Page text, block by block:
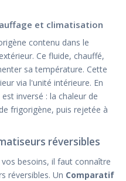
et climatisation
contenu dans le
Ce fluide, chauffé,
sa température. Cette
via l'unité intérieure. En
inversé : la chaleur de
frigorigène, puis rejetée à
réversibles
besoins, il faut connaître
réversibles. Un Comparatif